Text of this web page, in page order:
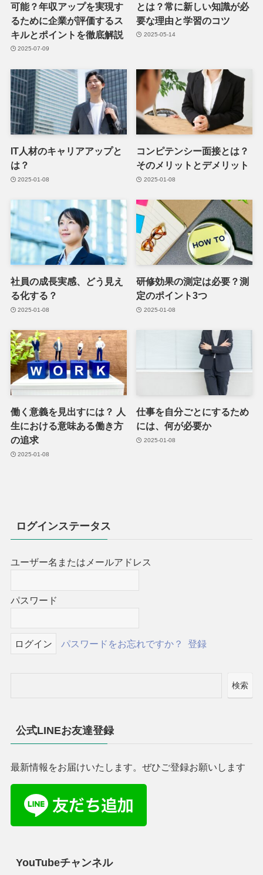
可能？年収アップを実現す
るために企業が評価するス
キルとポイントを徹底解説
2025-07-09
とは？常に新しい知識が必
要な理由と学習のコツ
2025-05-14
IT人材のキャリアアップと
は？
2025-01-08
コンピテンシー面接とは？
そのメリットとデメリット
2025-01-08
社員の成長実感、どう見え
る化する？
2025-01-08
研修効果の測定は必要？測
定のポイント3つ
2025-01-08
働く意義を見出すには？ 人
生における意味ある働き方
の追求
2025-01-08
仕事を自分ごとにするため
には、何が必要か
2025-01-08
ログインステータス
ユーザー名またはメールアドレス
パスワード
パスワードをお忘れですか？ 登録
検索
公式LINEお友達登録
最新情報をお届けいたします。ぜひご登録お願いします
YouTubeチャンネル